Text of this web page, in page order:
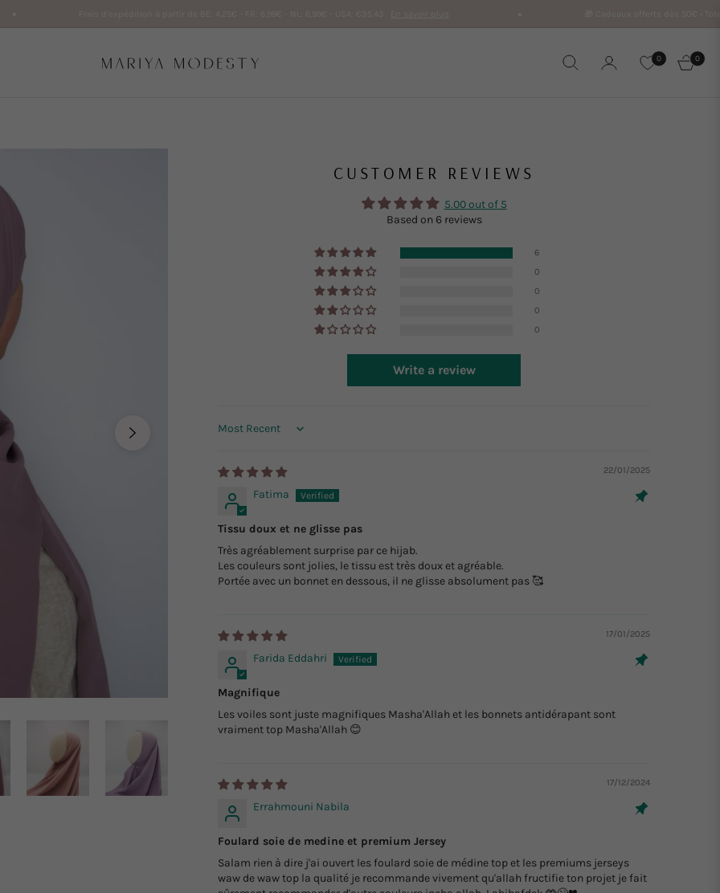
0
Cart
0
CUSTOMER REVIEWS
5.00 out of 5
Based on 6 reviews
6
0
0
0
0
Write a review
Sort by
22/01/2025
Fatima
Tissu doux et ne glisse pas
Très agréablement surprise par ce hijab.
Les couleurs sont jolies, le tissu est très doux et agréable.
Portée avec un bonnet en dessous, il ne glisse absolument pas 🥰
17/01/2025
Farida Eddahri
Magnifique
Les voiles sont juste magnifiques Masha'Allah et les bonnets antidérapant sont
vraiment top Masha'Allah 😊
17/12/2024
Errahmouni Nabila
Foulard soie de medine et premium Jersey
Salam rien à dire j'ai ouvert les foulard soie de médine top et les premiums jerseys
waw de waw top la qualité je recommande vivement qu'allah fructifie ton projet je fait